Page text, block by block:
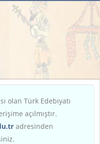
olan Türk Edebiyatı
açılmıştır.
adresinden